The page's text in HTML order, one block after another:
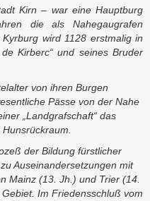
Kirn – war eine Hauptburg
die als Nahegaugrafen
wird 1128 erstmalig in
Kirberc“ und seines Bruder
von ihren Burgen
Pässe von der Nahe
„Landgrafschaft“ das
der Bildung fürstlicher
Auseinandersetzungen mit
Mainz (13. Jh.) und Trier (14.
Im Friedensschluß vom